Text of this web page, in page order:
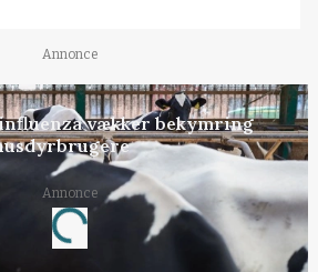
Annonce
vækker bekymring
Annonce
Loading...